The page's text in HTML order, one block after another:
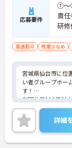
応募要件
①～
責
研
(ま
通
車通勤可 残業少なめ
宮城県仙台市に位
い者グループホー
す！
年間休日110日以
目指す方におすす
もOK！昇給制度
りと還元されます
経験に関わらず安
こちらの求人にご
詳細